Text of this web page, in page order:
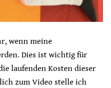
wenn meine
Dies ist wichtig für
laufenden Kosten dieser
zum Video stelle ich